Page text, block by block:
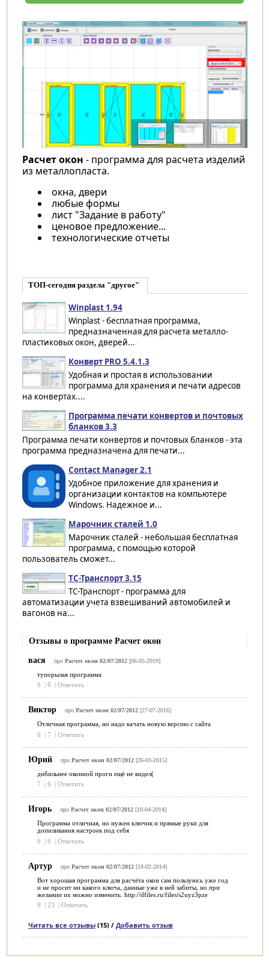
Расчет окон - программа для расчета изделий
из металлопласта.
окна, двери
любые формы
лист "Задание в работу"
ценовое предложение...
технологические отчеты
ТОП-сегодня раздела "другое"
Winplast 1.94
Winplast - бесплатная программа,
предназначенная для расчета металло-
пластиковых окон, дверей...
Конверт PRO 5.4.1.3
Удобная и простая в использовании
программа для хранения и печати адресов
на конвертах....
Программа печати конвертов и почтовых
бланков 3.3
Программа печати конвертов и почтовых бланков - эта
программа предназначена для печати...
Contact Manager 2.1
Удобное приложение для хранения и
организации контактов на компьютере
Windows. Надежное и...
Марочник сталей 1.0
Марочник сталей - небольшая бесплатная
программа, с помощью которой
пользователь сможет...
ТС-Транспорт 3.15
ТС-Транспорт - программа для
автоматизации учета взвешиваний автомобилей и
вагонов на...
Отзывы о программе Расчет окон
вася
про Расчет окон 02/07/2012[06-05-2019]
тупорылая программа
6
6 Ответить
Виктор про Расчет окон 02/07/2012[27-07-2016]
Отличная программа, но надо качать новую версию с сайта
6
| 7 | Ответить
Юрий про Расчет окон 02/07/2012[26-03-2015]
дибильнее оконной проги ещё не видел(
7
6 Ответить
Игорь про Расчет окон 02/07/2012[10-04-2014]
Программа отличная, но нужен ключик и прямые руки для
допиливания настроек под себя
6
| 6 | Ответить
Артур про Расчет окон 02/07/2012[18-02-2014]
Вот хорошая программа для расчёта окон сам пользуюсь уже год
и не просит ни какого ключа, данные уже в ней забиты, но при
желании их можно изменить. http://dfiles.ru/files/s2uyz3pze
9
23 Ответить
Читать все отзывы(15) / Добавить отзыв